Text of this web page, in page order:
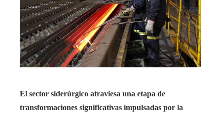
El sector siderúrgico atraviesa una etapa de
transformaciones significativas impulsadas por la